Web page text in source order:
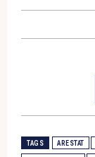
TAGS ARESTAT